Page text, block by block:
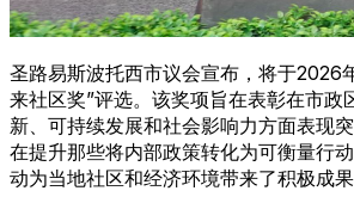
圣路易斯波托西市议会宣布，将于2026
来社区奖”评选。该奖项旨在表彰在市政
新、可持续发展和社会影响力方面表现
在提升那些将内部政策转化为可衡量行
动为当地社区和经济环境带来了积极成果